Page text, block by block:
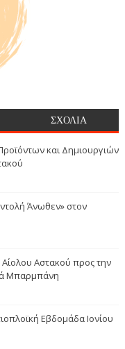
ΣΧΟΛΙΑ
και Δημιουργιών
Άνωθεν» στον
Αστακού προς την
Μπαρμπάνη
Εβδομάδα Ιονίου